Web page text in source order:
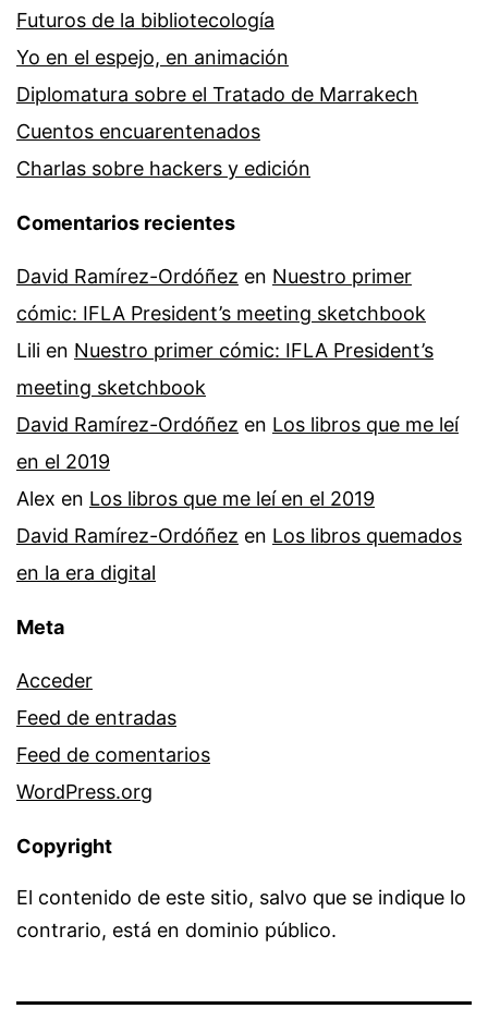
Futuros de la bibliotecología
Yo en el espejo, en animación
Diplomatura sobre el Tratado de Marrakech
Cuentos encuarentenados
Charlas sobre hackers y edición
Comentarios recientes
David Ramírez-Ordóñez en Nuestro primer
cómic: IFLA President’s meeting sketchbook
Lili en Nuestro primer cómic: IFLA President’s
meeting sketchbook
David Ramírez-Ordóñez en Los libros que me leí
en el 2019
Alex en Los libros que me leí en el 2019
David Ramírez-Ordóñez en Los libros quemados
en la era digital
Meta
Acceder
Feed de entradas
Feed de comentarios
WordPress.org
Copyright
El contenido de este sitio, salvo que se indique lo
contrario, está en dominio público.